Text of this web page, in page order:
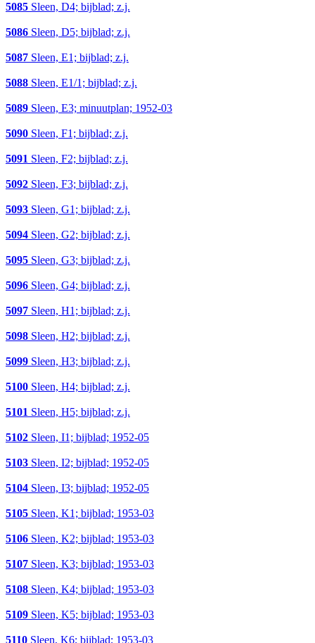
5085 Sleen, D4; bijblad; z.j.
5086 Sleen, D5; bijblad; z.j.
5087 Sleen, E1; bijblad; z.j.
5088 Sleen, E1/1; bijblad; z.j.
5089 Sleen, E3; minuutplan; 1952-03
5090 Sleen, F1; bijblad; z.j.
5091 Sleen, F2; bijblad; z.j.
5092 Sleen, F3; bijblad; z.j.
5093 Sleen, G1; bijblad; z.j.
5094 Sleen, G2; bijblad; z.j.
5095 Sleen, G3; bijblad; z.j.
5096 Sleen, G4; bijblad; z.j.
5097 Sleen, H1; bijblad; z.j.
5098 Sleen, H2; bijblad; z.j.
5099 Sleen, H3; bijblad; z.j.
5100 Sleen, H4; bijblad; z.j.
5101 Sleen, H5; bijblad; z.j.
5102 Sleen, I1; bijblad; 1952-05
5103 Sleen, I2; bijblad; 1952-05
5104 Sleen, I3; bijblad; 1952-05
5105 Sleen, K1; bijblad; 1953-03
5106 Sleen, K2; bijblad; 1953-03
5107 Sleen, K3; bijblad; 1953-03
5108 Sleen, K4; bijblad; 1953-03
5109 Sleen, K5; bijblad; 1953-03
5110 Sleen, K6; bijblad; 1953-03